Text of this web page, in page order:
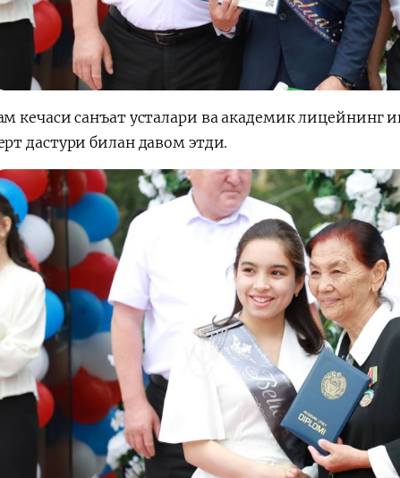
кечаси санъат усталари ва академик лицейнинг
дастури билан давом этди.